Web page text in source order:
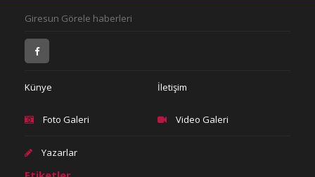
Giresun Görele haberleri
Künye İletişim
Foto Galeri Video Galeri
Yazarlar